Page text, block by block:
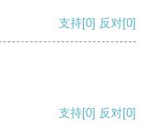
支持[0] 反对[0]
支持[0] 反对[0]